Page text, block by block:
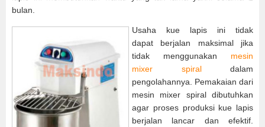
bulan.
Usaha kue lapis ini tidak
dapat berjalan maksimal jika
tidak menggunakan mesin
mixer spiraldalam
pengolahannya. Pemakaian dari
mesin mixer spiral dibutuhkan
agar proses produksi kue lapis
berjalan lancar dan efektif.